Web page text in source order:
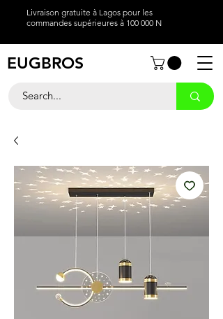
Livraison gratuite à Lagos pour les
commandes supérieures à 100 000 N
EUGBROS